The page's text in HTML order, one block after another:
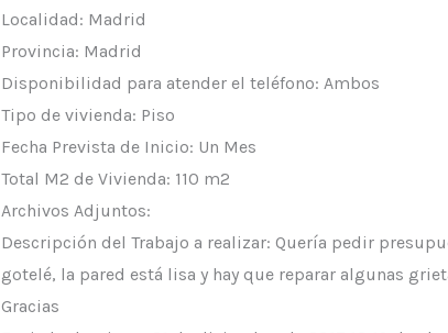
Localidad: Madrid
Provincia: Madrid
Disponibilidad para atender el teléfono: Ambos
Tipo de vivienda: Piso
Fecha Prevista de Inicio: Un Mes
Total M2 de Vivienda: 110 m2
Archivos Adjuntos:
Descripción del Trabajo a realizar: Quería pedir
gotelé, la pared está lisa y hay que reparar algunas
Gracias